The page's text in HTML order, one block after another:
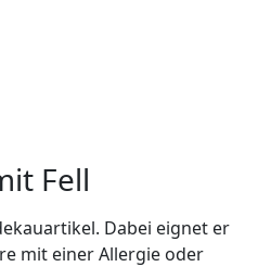
Fell
Dabei eignet er
mit einer Allergie oder